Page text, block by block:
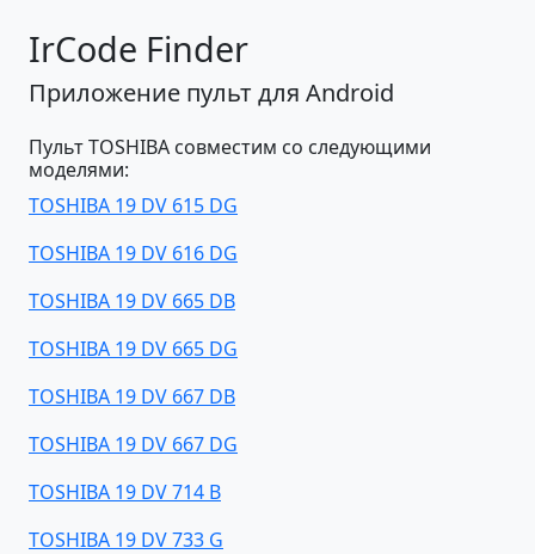
IrCode Finder
Приложение пульт для Android
Пульт TOSHIBA совместим со следующими
моделями:
TOSHIBA 19 DV 615 DG
TOSHIBA 19 DV 616 DG
TOSHIBA 19 DV 665 DB
TOSHIBA 19 DV 665 DG
TOSHIBA 19 DV 667 DB
TOSHIBA 19 DV 667 DG
TOSHIBA 19 DV 714 B
TOSHIBA 19 DV 733 G